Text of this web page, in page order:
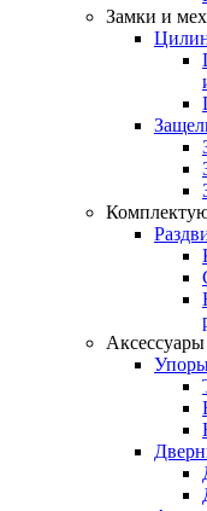
Замки и
Аксессуары